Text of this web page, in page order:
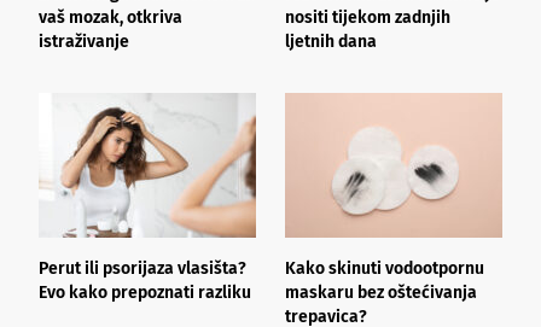
vaš mozak, otkriva
istraživanje
nositi tijekom zadnjih
ljetnih dana
Perut ili psorijaza vlasišta?
Evo kako prepoznati razliku
Kako skinuti vodootpornu
maskaru bez oštećivanja
trepavica?